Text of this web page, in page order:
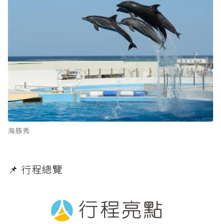
海豚秀
📌 行程總覽